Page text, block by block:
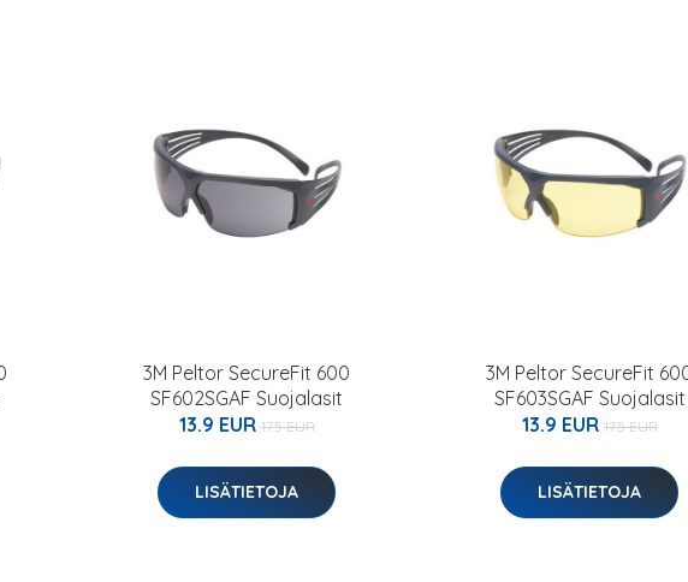
3M Peltor SecureFit 600
SF602SGAF Suojalasit
13.9 EUR 17.5 EUR
LISÄTIETOJA
3M Peltor SecureFit
SF603SGAF Suojalasit
13.9 EUR 17.5 EUR
LISÄTIETOJA